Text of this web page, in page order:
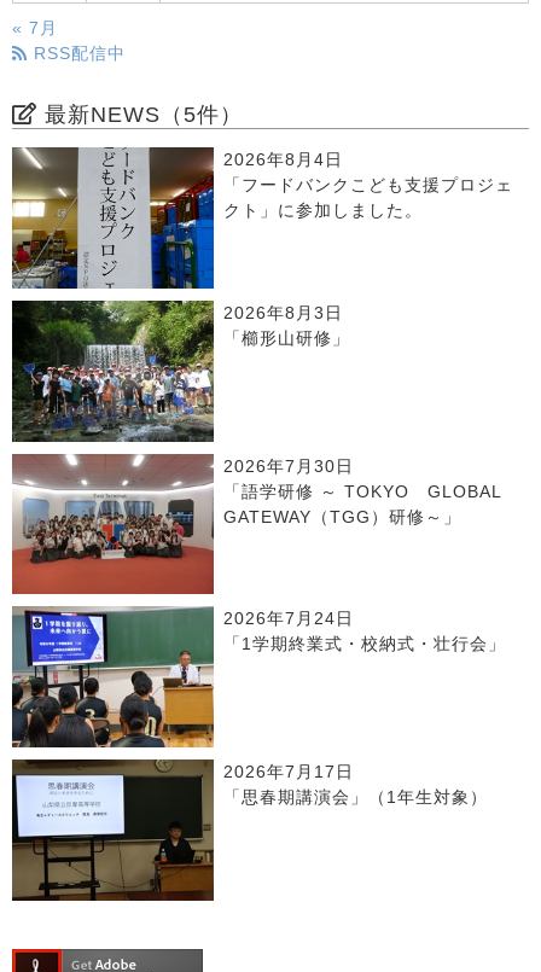
« 7月
RSS配信中
最新NEWS（5件）
2026年8月4日
「フードバンクこども支援プロジェ
クト」に参加しました。
2026年8月3日
「櫛形山研修」
2026年7月30日
「語学研修 ～ TOKYO GLOBAL
GATEWAY（TGG）研修～」
2026年7月24日
「1学期終業式・校納式・壮行会」
2026年7月17日
「思春期講演会」（1年生対象）